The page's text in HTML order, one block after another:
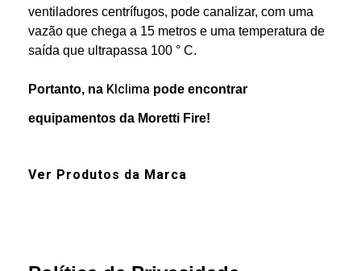
ventiladores centrífugos, pode canalizar, com uma
vazão que chega a 15 metros e uma temperatura de
saída que ultrapassa 100 ° C.
Portanto, na Klclima pode encontrar
equipamentos da Moretti Fire!
Ver Produtos da Marca